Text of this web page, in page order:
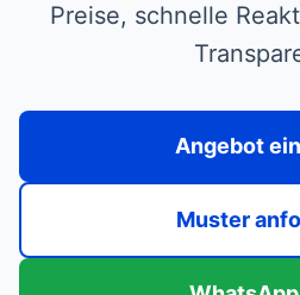
Preise, schnelle
Angebot
Muster